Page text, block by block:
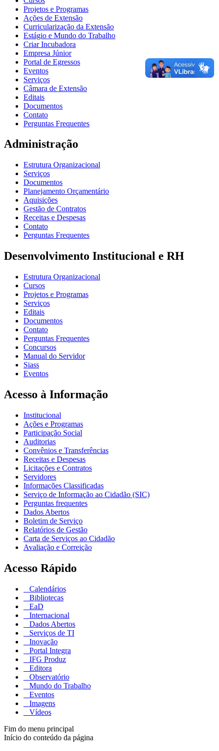
Projetos e Programas
Ações de Extensão
Curricularização da Extensão
Estágio e Mundo do Trabalho
Criar Incubadora
Empresa Júnior
Portal de Egressos
Eventos
Serviços
Câmara de Extensão
Editais
Documentos
Contato
Perguntas Frequentes
Administração
Estrutura Organizacional
Serviços
Documentos
Planejamento Orçamentário
Aquisições
Gestão de Contratos
Receitas e Despesas
Contato
Perguntas Frequentes
Desenvolvimento Institucional e RH
Estrutura Organizacional
Cursos
Projetos e Programas
Serviços
Editais
Documentos
Contato
Perguntas Frequentes
Concursos
Manual do Servidor
Siass
Eventos
Acesso à Informação
Institucional
Ações e Programas
Participação Social
Auditorias
Convênios e Transferências
Receitas e Despesas
Licitações e Contratos
Servidores
Informações Classificadas
Serviço de Informação ao Cidadão (SIC)
Perguntas frequentes
Dados Abertos
Boletim de Serviço
Relatórios de Gestão
Carta de Serviços ao Cidadão
Avaliação e Correição
Acesso Rápido
Calendários
Bibliotecas
EaD
Internacional
Dados Abertos
Serviços de TI
Inovação
Portal Integra
IFG Produz
Editora
Observatório
Mundo do Trabalho
Eventos
Imagens
Vídeos
Fim do menu principal
Início do conteúdo da página